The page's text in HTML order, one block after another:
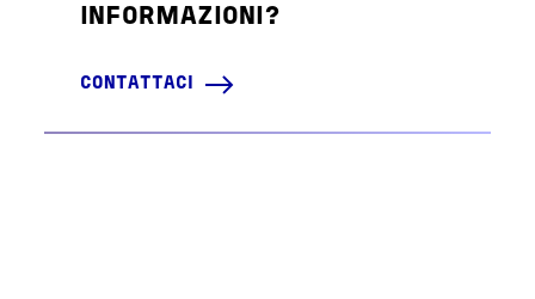
INFORMAZIONI?
CONTATTACI